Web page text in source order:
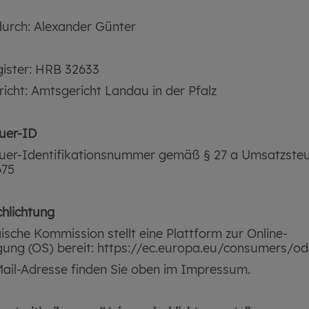
Alexander Günter
HRB 32633
Amtsgericht Landau in der Pfalz
ID
Identifikationsnummer gemäß § 27 a
Kommission stellt eine Plattform zur Online-
(OS) bereit: https://ec.europa.eu/consumers/
Adresse finden Sie oben im Impressum.